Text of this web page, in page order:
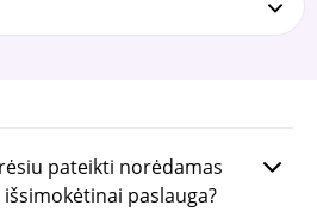
pateikti norėdamas
paslauga?